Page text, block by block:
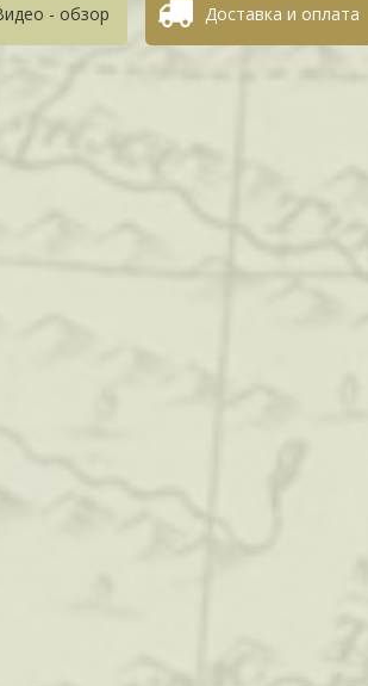
- обзор Доставка и оплата